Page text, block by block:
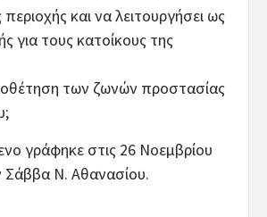
και να λειτουργήσει ως
για τους κατοίκους της
των ζωνών προστασίας
γράφηκε στις 26 Νοεμβρίου
Ν. Αθανασίου.